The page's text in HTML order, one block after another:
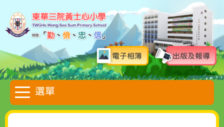
電子相簿 出版及報導